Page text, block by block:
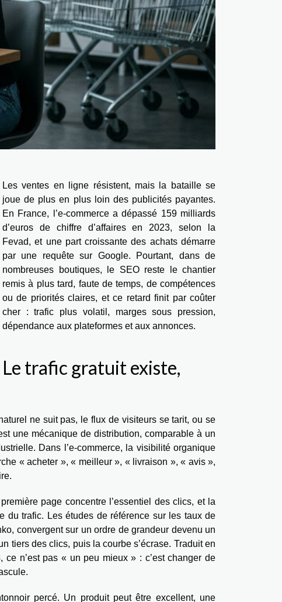
Les ventes en ligne résistent, mais la bataille se
joue de plus en plus loin des publicités payantes.
En France, l’e-commerce a dépassé 159 milliards
d’euros de chiffre d’affaires en 2023, selon la
Fevad, et une part croissante des achats démarre
par une requête sur Google. Pourtant, dans de
nombreuses boutiques, le SEO reste le chantier
remis à plus tard, faute de temps, de compétences
ou de priorités claires, et ce retard finit par coûter
cher : trafic plus volatil, marges sous pression,
dépendance aux plateformes et aux annonces.
Le trafic gratuit existe,
ne suit pas, le flux de visiteurs se tarit, ou se
une mécanique de distribution, comparable à un
Dans l’e-commerce, la visibilité organique
« acheter », « meilleur », « livraison », « avis »,
page concentre l’essentiel des clics, et la
du trafic. Les études de référence sur les taux de
convergent sur un ordre de grandeur devenu un
tiers des clics, puis la courbe s’écrase. Traduit en
n’est pas « un peu mieux » : c’est changer de
percé. Un produit peut être excellent, une